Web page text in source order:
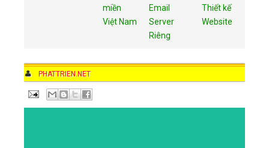
miền
Việt Nam
Email
Server
Riêng
Thiết kế
Website
AUTHOR
PHATTRIEN.NET
DATE
11:58 AM